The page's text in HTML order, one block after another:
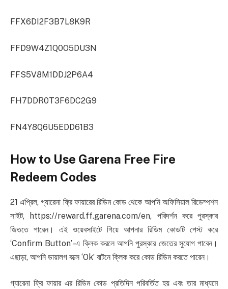
FFX6DI2F3B7L8K9R
FFD9W4Z1Q0O5DU3N
FFS5V8M1DDJ2P6A4
FH7DDR0T3F6DC2G9
FN4Y8Q6U5EDD61B3
How to Use Garena Free Fire
Redeem Codes
21 এপ্রিল, গ্যারেনা ফ্রি ফায়ারের রিডিম কোড থেকে আপনি অফিসিয়াল রিডেম্পশন
সাইট, https://reward.ff.garena.com/en, পরিদর্শন করে পুরস্কার
জিততে পারেন। এই ওয়েবসাইটে গিয়ে আপনার রিডিম কোডটি পেস্ট করে
‘Confirm Button’-এ ক্লিক করলে আপনি পুরস্কার জেতের সুযোগ পাবেন।
এছাড়া, আপনি ডায়ালগ বক্সে ‘Ok’ বাটনে ক্লিক করে কোড রিডিম করতে পারেন।
গ্যারেনা ফ্রি ফায়ার এর রিডিম কোড প্রতিদিন পরিবর্তিত হয় এবং তার মাধ্যমে